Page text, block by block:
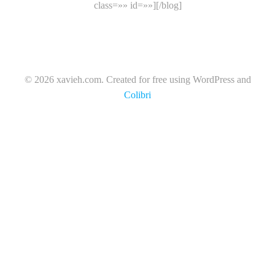
class=»» id=»»][/blog]
© 2026 xavieh.com. Created for free using WordPress and
Colibri